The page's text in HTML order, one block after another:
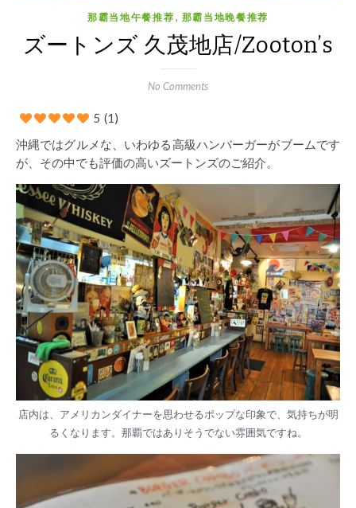
那霸当地午餐推荐 , 那霸当地晚餐推荐
ズートンズ 久茂地店/Zooton’s
No Comments
5 (1)
沖縄ではグルメな、いわゆる高級ハンバーガーがブームです
が、その中でも評価の高いズートンズのご紹介。
店内は、アメリカンダイナーを思わせるポップな印象で、気持ちが明
るくなります。那覇ではありそうでない雰囲気ですね。